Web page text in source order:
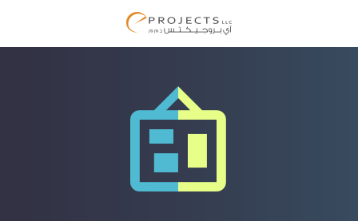

